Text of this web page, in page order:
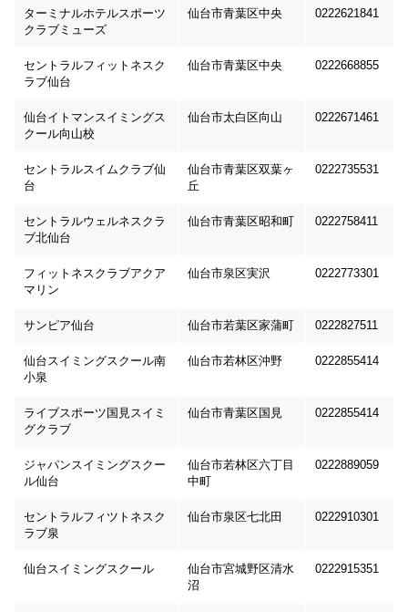
ターミナルホテルスポーツ
クラブミューズ
仙台市青葉区中央 0222621841
セントラルフィットネスク
ラブ仙台
仙台市青葉区中央 0222668855
仙台イトマンスイミングス
クール向山校
仙台市太白区向山 0222671461
セントラルスイムクラブ仙
台
仙台市青葉区双葉ヶ
丘
0222735531
セントラルウェルネスクラ
ブ北仙台
仙台市青葉区昭和町 0222758411
フィットネスクラブアクア
マリン
仙台市泉区実沢 0222773301
サンピア仙台 仙台市若葉区家蒲町 0222827511
仙台スイミングスクール南
小泉
仙台市若林区沖野 0222855414
ライブスポーツ国見スイミ
グクラブ
仙台市青葉区国見 0222855414
ジャパンスイミングスクー
ル仙台
仙台市若林区六丁目
中町
0222889059
セントラルフィツトネスク
ラブ泉
仙台市泉区七北田 0222910301
仙台スイミングスクール
仙台市宮城野区清水
沼
0222915351